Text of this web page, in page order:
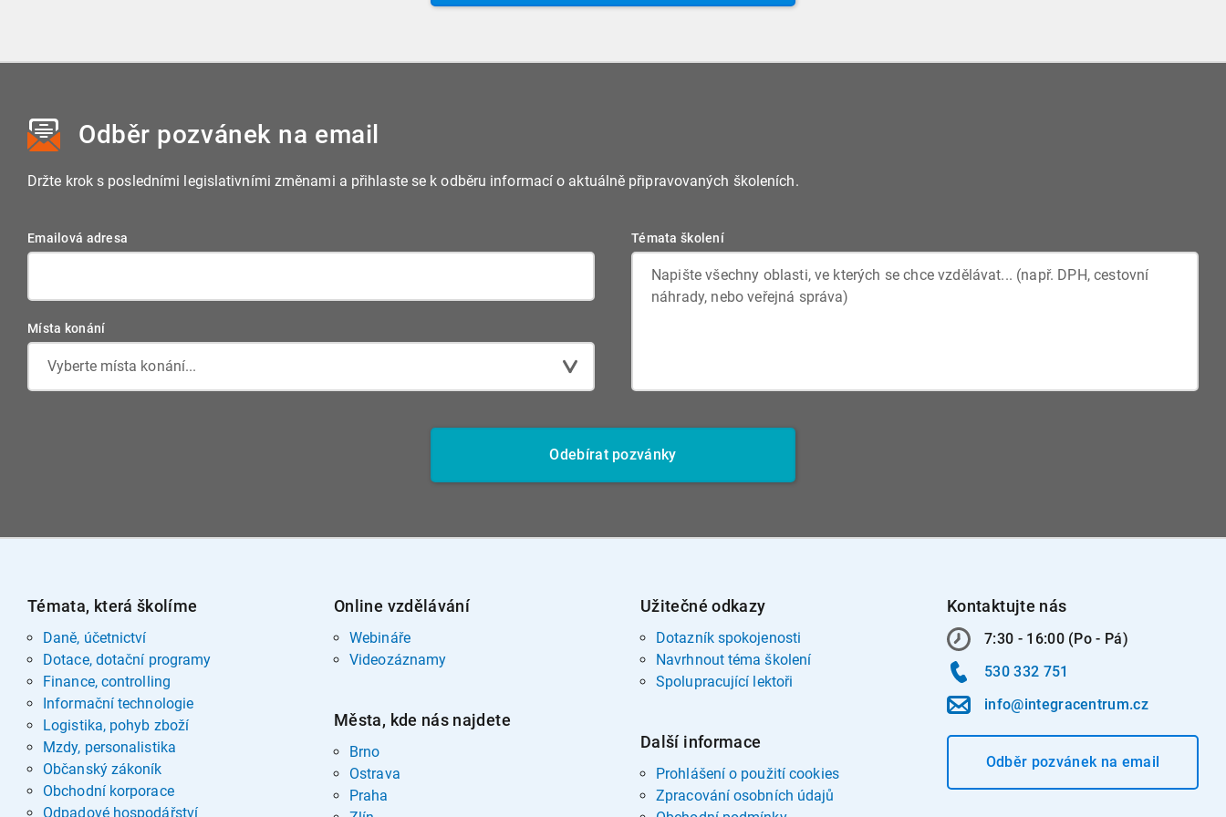
webináře nás prosím kontaktujte před provedením objednávky.
Odběr pozvánek na email
Držte krok s posledními legislativními změnami a přihlaste se k odběru informací o aktuálně připravovaných školeních.
Emailová adresa
Místa konání
Vyberte místa konání...
Témata školení
Odebírat pozvánky
Témata, která školíme
Daně, účetnictví
Dotace, dotační programy
Finance, controlling
Informační technologie
Logistika, pohyb zboží
Mzdy, personalistika
Občanský zákoník
Obchodní korporace
Odpadové hospodářství
Online vzdělávání
Webináře
Videozáznamy
Města, kde nás najdete
Brno
Ostrava
Praha
Užitečné odkazy
Dotazník spokojenosti
Navrhnout téma školení
Spolupracující lektoři
Další informace
Prohlášení o použití cookies
Zpracování osobních údajů
Kontaktujte nás
7:30 - 16:00 (Po - Pá)
530 332 751
info@integracentrum.cz
Odběr pozvánekna email